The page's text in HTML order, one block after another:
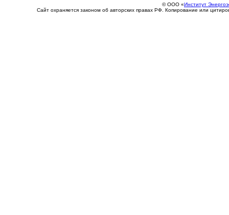
© ООО «Институт
Сайт охраняется законом об авторских правах РФ. Копирование или